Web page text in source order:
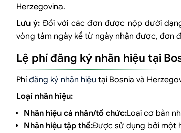
Herzegovina.
Lưu ý: Đối với các đơn được nộp dưới
vòng tám ngày kể từ ngày nhận được, đơn
Lệ phí đăng ký nhãn hiệu tại
Phíđăng ký nhãn hiệu tại Bosnia và
Loại nhãn hiệu:
Nhãn hiệu cá nhân/tổ chức:Loại cơ bản
Nhãn hiệu tập thể:Được sử dụng bởi một